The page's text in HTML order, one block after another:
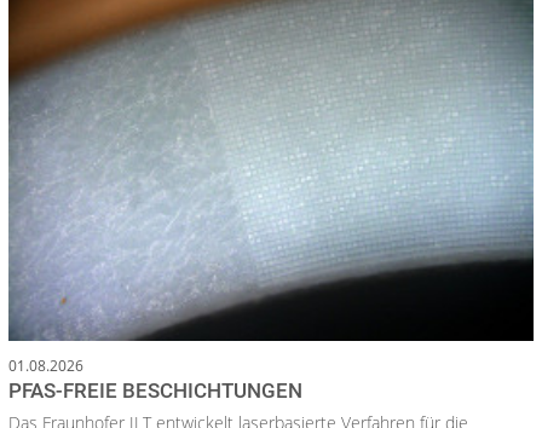
01.08.2026
PFAS-FREIE BESCHICHTUNGEN
Das Fraunhofer ILT entwickelt laserbasierte Verfahren für die